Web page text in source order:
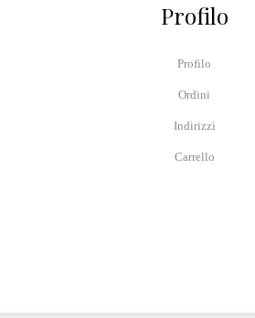
Profilo
Profilo
Ordini
Indirizzi
Carrello